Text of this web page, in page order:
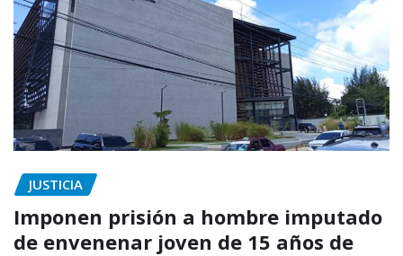
JUSTICIA
Imponen prisión a hombre imputado
de envenenar joven de 15 años de